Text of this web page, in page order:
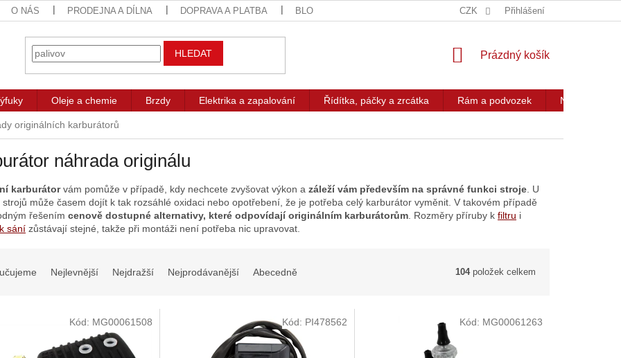
O NÁS PRODEJNA A DÍLNA DOPRAVA A PLATBA BLOG CZK Přihlášení
HLEDAT
NÁKUPNÍ
Prázdný košík
Oleje a chemie Brzdy Elektrika a zapalování Řídítka, páčky a zrcátka Rám a podvozek Nářadí a
originálních karburátorů
náhrada originálu
karburátorvám pomůže v případě, kdy nechcete zvyšovat výkon a záleží vám především na správné funkci stroje . U
může časem dojít k tak rozsáhlé oxidaci nebo opotřebení, že je potřeba celý karburátor vyměnit. V takovém případě
řešením cenově dostupné alternativy, které odpovídají originálním karburátorům . Rozměry příruby k filtru i
sání zůstávají stejné, takže při montáži není potřeba nic upravovat.
Nejlevnější Nejdražší Nejprodávanější Abecedně 104položek celkem
Kód: MG00061508 Kód: PI478562 Kód: MG00061263